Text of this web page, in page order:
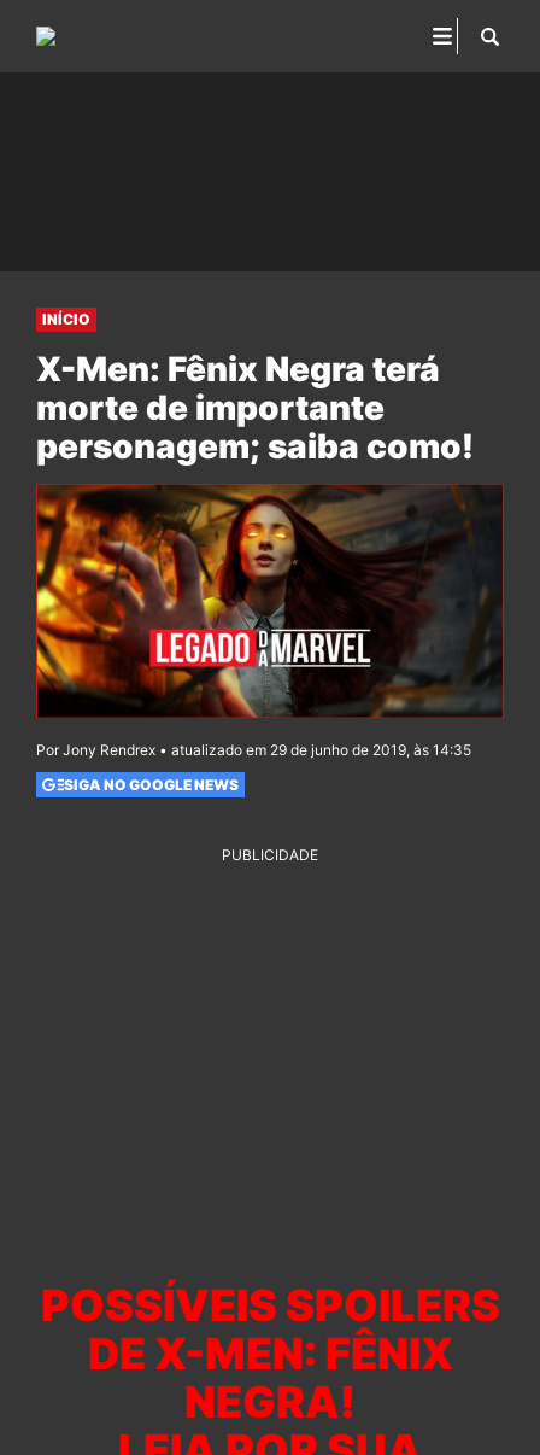
INÍCIO
X-Men: Fênix Negra terá
morte de importante
personagem; saiba como!
Por Jony Rendrex • atualizado em 29 de junho de 2019, às 14:35
SIGA NO GOOGLE NEWS
PUBLICIDADE
POSSÍVEIS SPOILERS
DE X-MEN: FÊNIX
NEGRA!